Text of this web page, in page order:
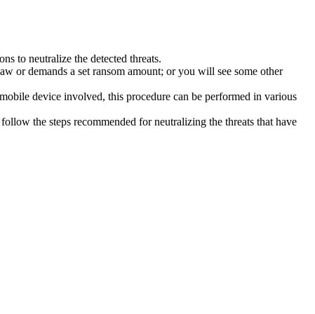
to neutralize the detected threats.
or demands a set ransom amount; or you will see some other
device involved, this procedure can be performed in various
the steps recommended for neutralizing the threats that have